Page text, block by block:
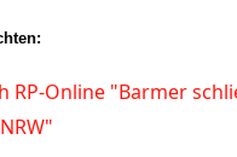
RP-Online "Barmer